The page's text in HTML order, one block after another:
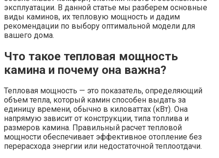
эксплуатации. В данной статье мы разберем основные
виды каминов, их тепловую мощность и дадим
рекомендации по выбору оптимальной модели для
вашего дома.
Что такое тепловая мощность
камина и почему она важна?
Тепловая мощность — это показатель, определяющий
объем тепла, который камин способен выдать за
единицу времени, обычно в киловаттах (кВт). Она
напрямую зависит от конструкции, типа топлива и
размеров камина. Правильный расчет тепловой
мощности обеспечивает эффективное отопление без
перерасхода энергии или недостаточной теплоотдачи.